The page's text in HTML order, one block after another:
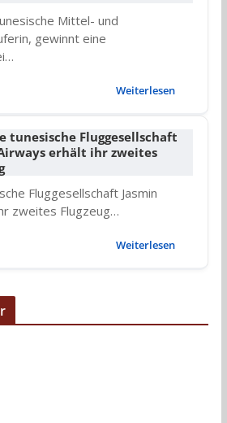
Mittel- und
gewinnt eine
Weiterlesen
tunesische Fluggesellschaft
erhält ihr zweites
Fluggesellschaft Jasmin
zweites Flugzeug…
Weiterlesen